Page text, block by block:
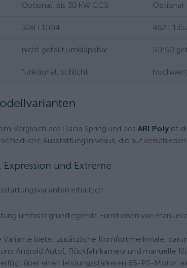
Optional, bis 30 kW CCS Optional,
308 l 1004 462 l
nicht geteilt umklappbar 50:50
funktional, schlicht
Vergleich des Dacia Spring und des ARI Poly ist
Ausstattungsniveaus, die auf
Expression und Extreme
erhältlich:
umfasst grundlegende Funktionen wie
Variante bietet zusätzliche Komfortmerkmale,
Android Auto), Rückfahrkamera und manuelle
über einen leistungsstärkeren 65-PS-Motor,